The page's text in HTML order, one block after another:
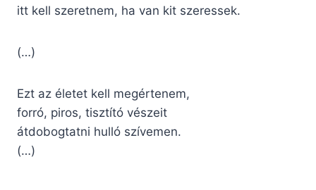
itt kell szeretnem, ha van kit szeressek.
(…)
Ezt az életet kell megértenem,
forró, piros, tisztító vészeit
átdobogtatni hulló szívemen.
(…)